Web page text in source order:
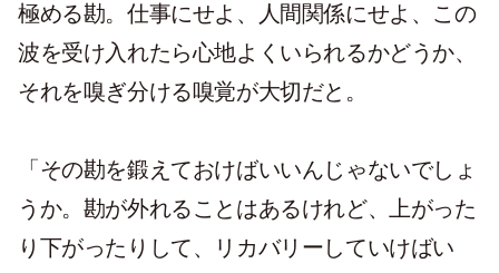
極める勘。仕事にせよ、人間関係にせよ、この
波を受け入れたら心地よくいられるかどうか、
それを嗅ぎ分ける嗅覚が大切だと。
「その勘を鍛えておけばいいんじゃないでしょ
うか。勘が外れることはあるけれど、上がった
り下がったりして、リカバリーしていけばい